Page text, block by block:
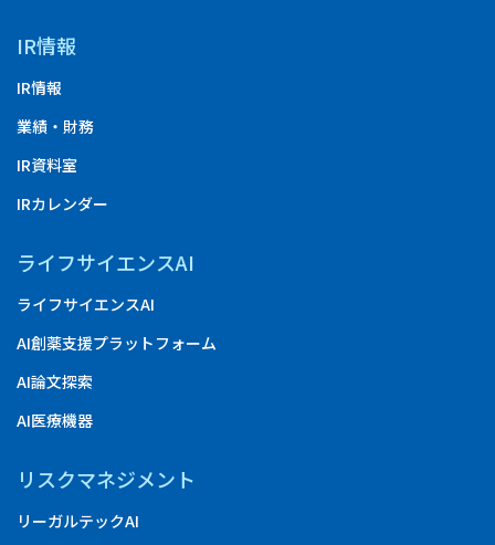
IR情報
IR情報
業績・財務
IR資料室
IRカレンダー
ライフサイエンスAI
ライフサイエンスAI
AI創薬支援プラットフォーム
AI論文探索
AI医療機器
リスクマネジメント
リーガルテックAI